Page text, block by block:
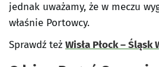
jednak uważamy, że w meczu
właśnie Portowcy.
Sprawdź też Wisła Płock – Śląsk